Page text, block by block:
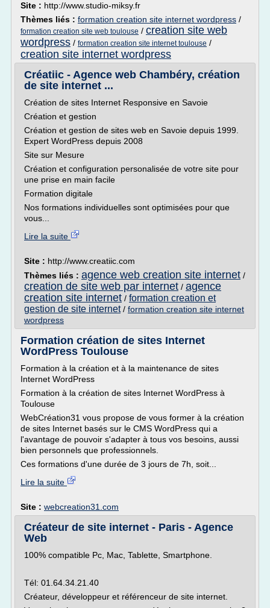
Site : http://www.studio-miksy.fr
Thèmes liés : formation creation site internet wordpress /
formation creation site web toulouse / creation site web
wordpress / formation creation site internet toulouse /
creation site internet wordpress
Créatiic - Agence web Chambéry, création
de site internet ...
Création de sites Internet Responsive en Savoie
Création et gestion
Création et gestion de sites web en Savoie depuis 1999.
Expert WordPress depuis 2008
Site sur Mesure
Création et configuration personalisée de votre site pour
une prise en main facile
Formation digitale
Nos formations individuelles sont optimisées pour que
vous...
Lire la suite
Site : http://www.creatiic.com
Thèmes liés : agence web creation site internet /
creation de site web par internet / agence
creation site internet / formation creation et
gestion de site internet/ formation creation site internet
wordpress
Formation création de sites Internet
WordPress Toulouse
Formation à la création et à la maintenance de sites
Internet WordPress
Formation à la création de sites Internet WordPress à
Toulouse
WebCréation31 vous propose de vous former à la création
de sites Internet basés sur le CMS WordPress qui a
l'avantage de pouvoir s'adapter à tous vos besoins, aussi
bien personnels que professionnels.
Ces formations d'une durée de 3 jours de 7h, soit...
Lire la suite
Site : webcreation31.com
Créateur de site internet - Paris - Agence
Web
100% compatible Pc, Mac, Tablette, Smartphone.
Tél: 01.64.34.21.40
Créateur, développeur et référenceur de site internet.